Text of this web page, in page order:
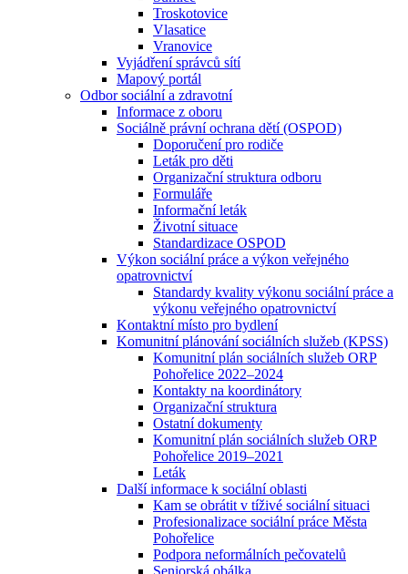
Troskotovice
Vlasatice
Vranovice
Vyjádření správců sítí
Mapový portál
Odbor sociální a zdravotní
Informace z oboru
Sociálně právní ochrana dětí (OSPOD)
Doporučení pro rodiče
Leták pro děti
Organizační struktura odboru
Formuláře
Informační leták
Životní situace
Standardizace OSPOD
Výkon sociální práce a výkon veřejného
opatrovnictví
Standardy kvality výkonu sociální práce a
výkonu veřejného opatrovnictví
Kontaktní místo pro bydlení
Komunitní plánování sociálních služeb (KPSS)
Komunitní plán sociálních služeb ORP
Pohořelice 2022–2024
Kontakty na koordinátory
Organizační struktura
Ostatní dokumenty
Komunitní plán sociálních služeb ORP
Pohořelice 2019–2021
Leták
Další informace k sociální oblasti
Kam se obrátit v tíživé sociální situaci
Profesionalizace sociální práce Města
Pohořelice
Podpora neformálních pečovatelů
Seniorská obálka